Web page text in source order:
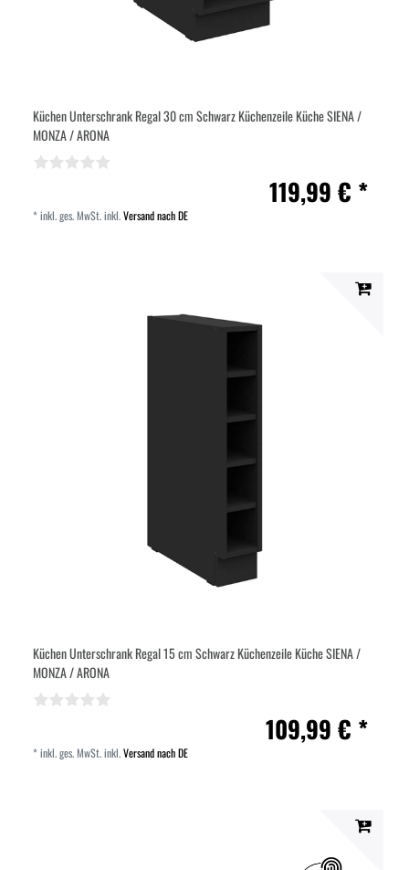
Küchen Unterschrank Regal 30 cm Schwarz Küchenzeile Küche SIENA /
MONZA / ARONA
119,99 € *
*inkl. ges. MwSt.inkl.Versand nach DE
Küchen Unterschrank Regal 15 cm Schwarz Küchenzeile Küche SIENA /
MONZA / ARONA
109,99 € *
*inkl. ges. MwSt.inkl.Versand nach DE